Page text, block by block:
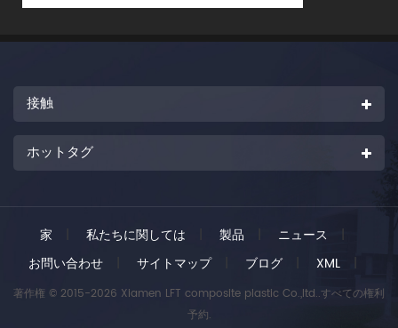
接触
ホットタグ
家 私たちに関しては 製品 ニュース
お問い合わせ
サイトマップ ブログ XML |
著作権 © 2015-2026 Xiamen LFT composite plastic Co.,ltd..すべての権利
予約.